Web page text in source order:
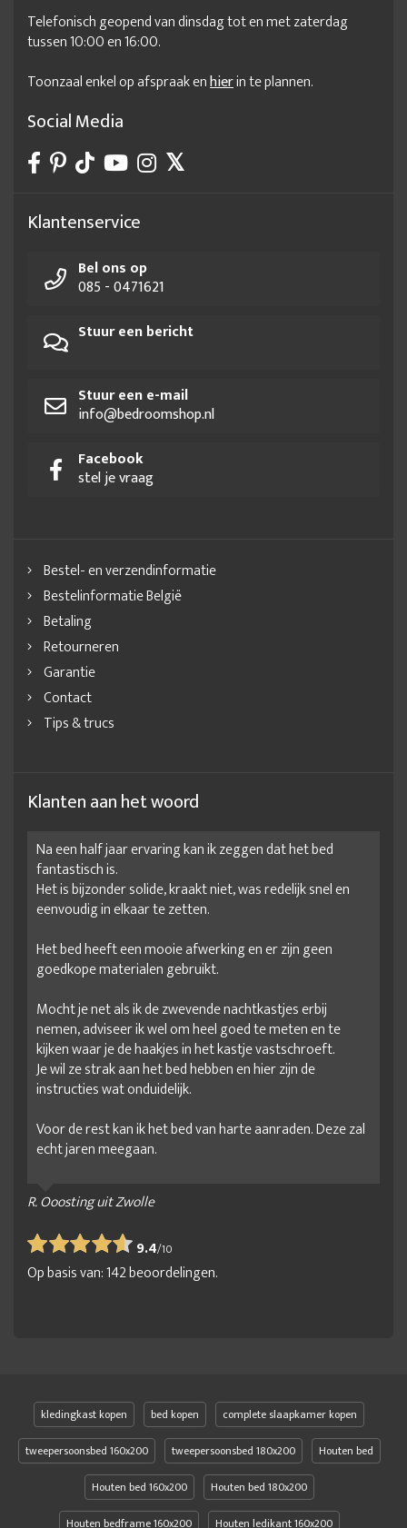
Telefonisch geopend van dinsdag tot en met zaterdag
tussen 10:00 en 16:00.
Toonzaal enkel op afspraak enhierin te plannen.
Social Media
Klantenservice
Bel ons op
085 - 0471621
Stuur een bericht
Stuur een e-mail
info@bedroomshop.nl
Facebook
stel je vraag
Bestel- en verzendinformatie
Bestelinformatie België
Betaling
Retourneren
Garantie
Contact
Tips & trucs
Klanten aan het woord
Na een half jaar ervaring kan ik zeggen dat het bed
fantastisch is.
Het is bijzonder solide, kraakt niet, was redelijk snel en
eenvoudig in elkaar te zetten.
Het bed heeft een mooie afwerking en er zijn geen
goedkope materialen gebruikt.
Mocht je net als ik de zwevende nachtkastjes erbij
nemen, adviseer ik wel om heel goed te meten en te
kijken waar je de haakjes in het kastje vastschroeft.
Je wil ze strak aan het bed hebben en hier zijn de
instructies wat onduidelijk.
Voor de rest kan ik het bed van harte aanraden. Deze zal
echt jaren meegaan.
R. Ooosting uit Zwolle
9.4/10
Op basis van:142beoordelingen.
kledingkast kopen bed kopen
complete slaapkamer kopen
tweepersoonsbed 160x200
tweepersoonsbed 180x200
Houten bed
Houten bed 160x200
Houten bed 180x200
Houten bedframe 160x200
Houten ledikant 160x200